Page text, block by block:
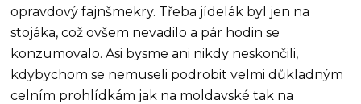
opravdový fajnšmekry. Třeba jídelák byl jen na
stojáka, což ovšem nevadilo a pár hodin se
konzumovalo. Asi bysme ani nikdy neskončili,
kdybychom se nemuseli podrobit velmi důkladným
celním prohlídkám jak na moldavské tak na